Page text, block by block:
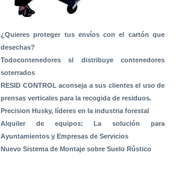
¿Quieres proteger tus envíos con el cartón que
desechas?
Todocontenedores sl distribuye contenedores
soterrados
RESID CONTROL aconseja a sus clientes el uso de
prensas verticales para la recogida de residuos.
Precision Husky, líderes en la industria forestal
Alquiler de equipos: La solución para
Ayuntamientos y Empresas de Servicios
Nuevo Sistema de Montaje sobre Suelo Rústico